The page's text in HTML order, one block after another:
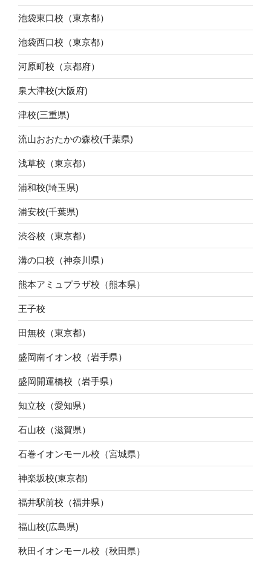
池袋東口校（東京都）
池袋西口校（東京都）
河原町校（京都府）
泉大津校(大阪府)
津校(三重県)
流山おおたかの森校(千葉県)
浅草校（東京都）
浦和校(埼玉県)
浦安校(千葉県)
渋谷校（東京都）
溝の口校（神奈川県）
熊本アミュプラザ校（熊本県）
王子校
田無校（東京都）
盛岡南イオン校（岩手県）
盛岡開運橋校（岩手県）
知立校（愛知県）
石山校（滋賀県）
石巻イオンモール校（宮城県）
神楽坂校(東京都)
福井駅前校（福井県）
福山校(広島県)
秋田イオンモール校（秋田県）